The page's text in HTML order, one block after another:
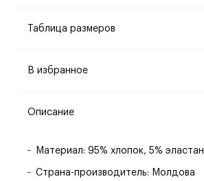
Таблица размеров
В избранное
Описание
Материал: 95% хлопок, 5% эластан
Страна-производитель: Молдова